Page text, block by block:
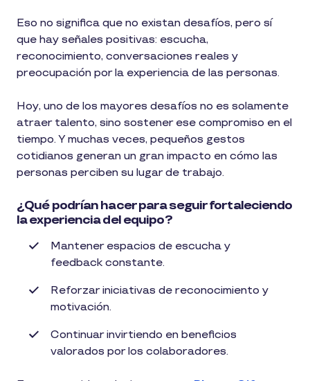
Eso no significa que no existan desafíos, pero sí
que hay señales positivas: escucha,
reconocimiento, conversaciones reales y
preocupación por la experiencia de las personas.
Hoy, uno de los mayores desafíos no es solamente
atraer talento, sino sostener ese compromiso en el
tiempo. Y muchas veces, pequeños gestos
cotidianos generan un gran impacto en cómo las
personas perciben su lugar de trabajo.
¿Qué podrían hacer para seguir fortaleciendo
la experiencia del equipo?
Mantener espacios de escucha y
feedback constante.
Reforzar iniciativas de reconocimiento y
motivación.
Continuar invirtiendo en beneficios
valorados por los colaboradores.